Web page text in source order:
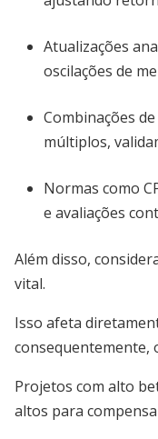
Atualizações
oscilações de
Combinações
múltiplos,
Normas como
e avaliações
Além disso,
vital.
Isso afeta
consequentemente,
Projetos com alto
altos para